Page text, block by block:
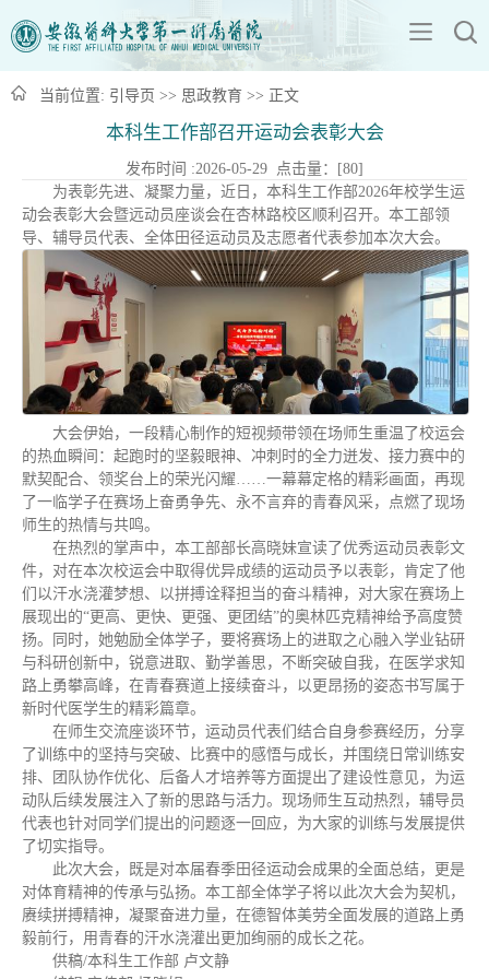
当前位置: 引导页 >> 思政教育 >> 正文
本科生工作部召开运动会表彰大会
发布时间 :2026-05-29 点击量：[80]
为表彰先进、凝聚力量，近日，本科生工作部2026年校学生运
动会表彰大会暨远动员座谈会在杏林路校区顺利召开。本工部领
导、辅导员代表、全体田径运动员及志愿者代表参加本次大会。
大会伊始，一段精心制作的短视频带领在场师生重温了校运会
的热血瞬间：起跑时的坚毅眼神、冲刺时的全力迸发、接力赛中的
默契配合、领奖台上的荣光闪耀……一幕幕定格的精彩画面，再现
了一临学子在赛场上奋勇争先、永不言弃的青春风采，点燃了现场
师生的热情与共鸣。
在热烈的掌声中，本工部部长高晓妹宣读了优秀运动员表彰文
件，对在本次校运会中取得优异成绩的运动员予以表彰，肯定了他
们以汗水浇灌梦想、以拼搏诠释担当的奋斗精神，对大家在赛场上
展现出的“更高、更快、更强、更团结”的奥林匹克精神给予高度赞
扬。同时，她勉励全体学子，要将赛场上的进取之心融入学业钻研
与科研创新中，锐意进取、勤学善思，不断突破自我，在医学求知
路上勇攀高峰，在青春赛道上接续奋斗，以更昂扬的姿态书写属于
新时代医学生的精彩篇章。
在师生交流座谈环节，运动员代表们结合自身参赛经历，分享
了训练中的坚持与突破、比赛中的感悟与成长，并围绕日常训练安
排、团队协作优化、后备人才培养等方面提出了建设性意见，为运
动队后续发展注入了新的思路与活力。现场师生互动热烈，辅导员
代表也针对同学们提出的问题逐一回应，为大家的训练与发展提供
了切实指导。
此次大会，既是对本届春季田径运动会成果的全面总结，更是
对体育精神的传承与弘扬。本工部全体学子将以此次大会为契机，
赓续拼搏精神，凝聚奋进力量，在德智体美劳全面发展的道路上勇
毅前行，用青春的汗水浇灌出更加绚丽的成长之花。
供稿/本科生工作部 卢文静